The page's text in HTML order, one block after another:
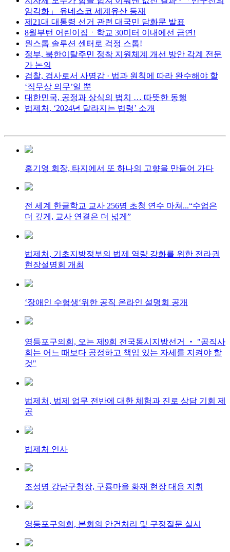
암각화」 유네스코 세계유산 등재
제21대 대통령 선거 관련 대국민 담화문 발표
8월부턴 어린이집ㆍ학교 30미터 이내에선 금연!
원스톱 솔루션 센터로 걱정 스톱!
정부, 북한이탈주민 정착 지원체계 개선 방안 각계 전문
가 논의
검찰, 검사로서 사명감 · 법과 원칙에 따라 완수해야 할
‘직무상 의무’일 뿐
대한민국, 공정과 상식의 법치 … 따뜻한 동행
법제처, ‘2024년 달라지는 법령’ 소개
홍기영 회장, 타지에서 또 하나의 고향을 만들어 가다
전 세계 한글학교 교사 256명 초청 연수 마쳐...“수업은
더 깊게, 교사 연결은 더 넓게”
법제처, 기초지방정부의 법제 역량 강화를 위한 전라권
현장설명회 개최
‘장애인 수험생‘위한 공직 온라인 설명회 공개
영등포구의회, 오는 제9회 전국동시지방선거 ‧ "공직사
회는 어느 때보다 공정하고 책임 있는 자세를 지켜야 할
것"
법제처, 법제 업무 전반에 대한 체험과 진로 상담 기회 제
공
법제처 인사
조성명 강남구청장, 구룡마을 화재 현장 대응 지휘
영등포구의회, 본회의 안건처리 및 구정질문 실시